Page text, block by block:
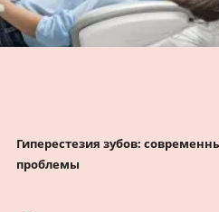
Гиперестезия зубов:
проблемы